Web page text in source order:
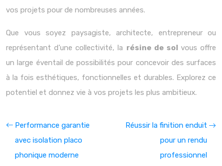
vos projets pour de nombreuses années.
Que vous soyez paysagiste, architecte, entrepreneur ou
représentant d’une collectivité, la résine de sol vous offre
un large éventail de possibilités pour concevoir des surfaces
à la fois esthétiques, fonctionnelles et durables. Explorez ce
potentiel et donnez vie à vos projets les plus ambitieux.
Performance garantie
avec isolation placo
phonique moderne
Réussir la finition enduit
pour un rendu
professionnel